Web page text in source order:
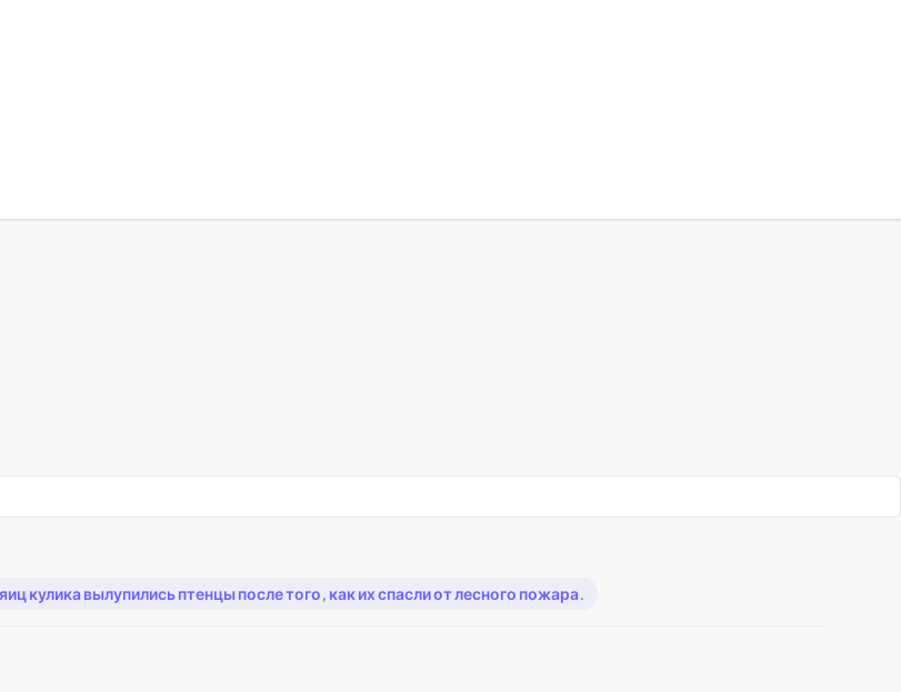
кулика вылупились птенцы после того, как их спасли от лесного пожара.